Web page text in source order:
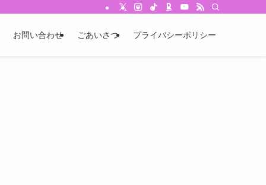
お問い合わせ ごあいさつ プライバシーポリシー